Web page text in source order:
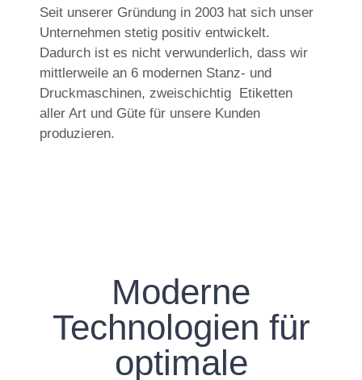
Seit unserer Gründung in 2003 hat sich unser
Unternehmen stetig positiv entwickelt.
Dadurch ist es nicht verwunderlich, dass wir
mittlerweile an 6 modernen Stanz- und
Druckmaschinen, zweischichtig Etiketten
aller Art und Güte für unsere Kunden
produzieren.
Moderne
Technologien für
optimale